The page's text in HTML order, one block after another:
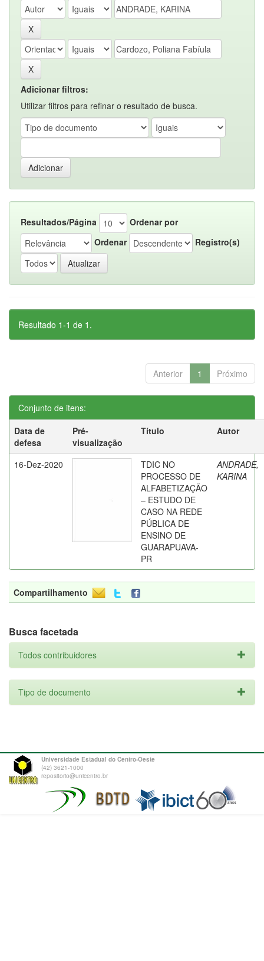
Adicionar filtros:
Utilizar filtros para refinar o resultado de busca.
Resultados/Página
Ordenar por
Ordenar
Registro(s)
Resultado 1-1 de 1.
Anterior 1 Próximo
Conjunto de itens:
Data de
defesa
Pré-
visualização
Título Autor
16-Dez-2020
TDIC NO
PROCESSO DE
ALFABETIZAÇÃO
– ESTUDO DE
CASO NA REDE
PÚBLICA DE
ENSINO DE
GUARAPUAVA-
PR
ANDRADE,
KARINA
Compartilhamento
Busca facetada
Todos contribuidores
Tipo de documento
Universidade Estadual do Centro-Oeste
(42) 3621-1000
repositorio@unicentro.br